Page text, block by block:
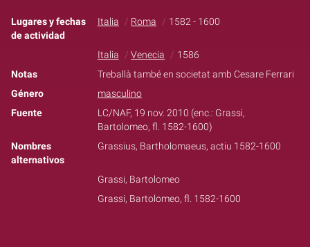
Lugares y fechas
de actividad
Italia Roma 1582 - 1600
Italia Venecia
1586
Notas
Treballà també en societat amb Cesare Ferrari
Género
masculino
Fuente
LC/NAF, 19 nov. 2010 (enc.: Grassi,
Bartolomeo, fl. 1582-1600)
Nombres
alternativos
Grassius, Bartholomaeus, actiu 1582-1600
Grassi, Bartolomeo
Grassi, Bartolomeo, fl. 1582-1600